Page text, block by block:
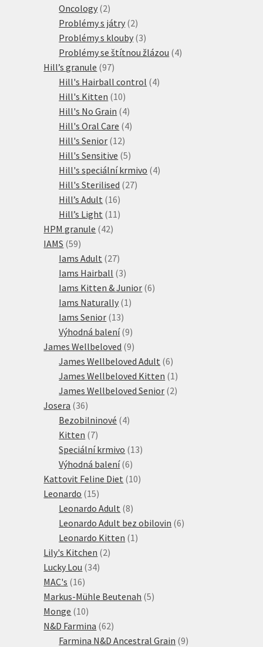
Oncology 22
produkty
Problémy s játry 22
produkty
Problémy s klouby 33
produkty
Problémy se štítnou žlázou 44
Hill’s granule 9797
produktů
Hill's Hairball control 44
Hill's Kitten 1010
produktů
Hill's No Grain 44
produkty
Hill's Oral Care 44
Hill's Senior 1212
produktů
Hill's Sensitive 55
produktů
Hill's speciální krmivo 44
Hill's Sterilised 2727
Hill’s Adult 1616
produktů
Hill’s Light 11 11
HPM granule 4242
IAMS 5959
produktů
Iams Adult 2727
produktů
Iams Hairball 33
produkty
Iams Kitten & Junior 66
Iams Naturally 1 1
Iams Senior 1313
produktů
Výhodná balení 99
produktů
James Wellbeloved 99
produktů
James Wellbeloved Adult 66
produktů
James Wellbeloved Kitten 1 1
produkt
James Wellbeloved Senior 22
Josera 3636
produktů
Bezobilninové 44
Kitten 77
produktů
Speciální krmivo 1313
Výhodná balení 66
produktů
Kattovit Feline Diet 1010
Leonardo 1515
produktů
Leonardo Adult 88
produktů
Leonardo Adult bez obilovin 66
Leonardo Kitten 1 1
Lily's Kitchen 22
Lucky Lou 3434
MAC's 1616
produktů
Markus-Mühle Beutenah 55
Monge 1010
produktů
N&D Farmina 6262
produktů
Farmina N&D Ancestral Grain 99